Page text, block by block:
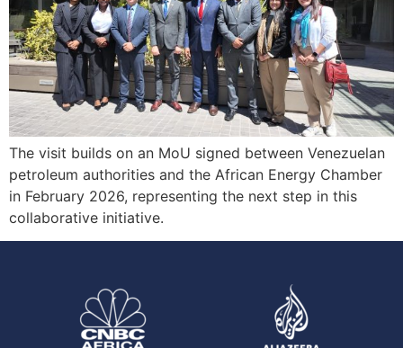
The visit builds on an MoU signed between Venezuelan
petroleum authorities and the African Energy Chamber
in February 2026, representing the next step in this
collaborative initiative.